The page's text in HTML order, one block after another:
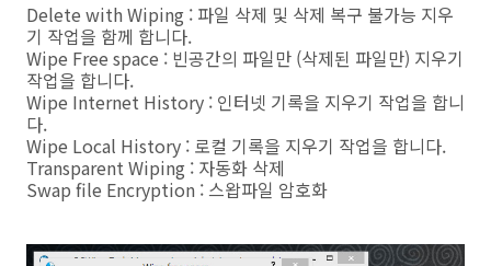
Delete with Wiping : 파일 삭제 및 삭제 복구 불가능 지우
기 작업을 함께 합니다.
Wipe Free space : 빈공간의 파일만 (삭제된 파일만) 지우기
작업을 합니다.
Wipe Internet History : 인터넷 기록을 지우기 작업을 합니
다.
Wipe Local History : 로컬 기록을 지우기 작업을 합니다.
Transparent Wiping : 자동화 삭제
Swap file Encryption : 스왑파일 암호화